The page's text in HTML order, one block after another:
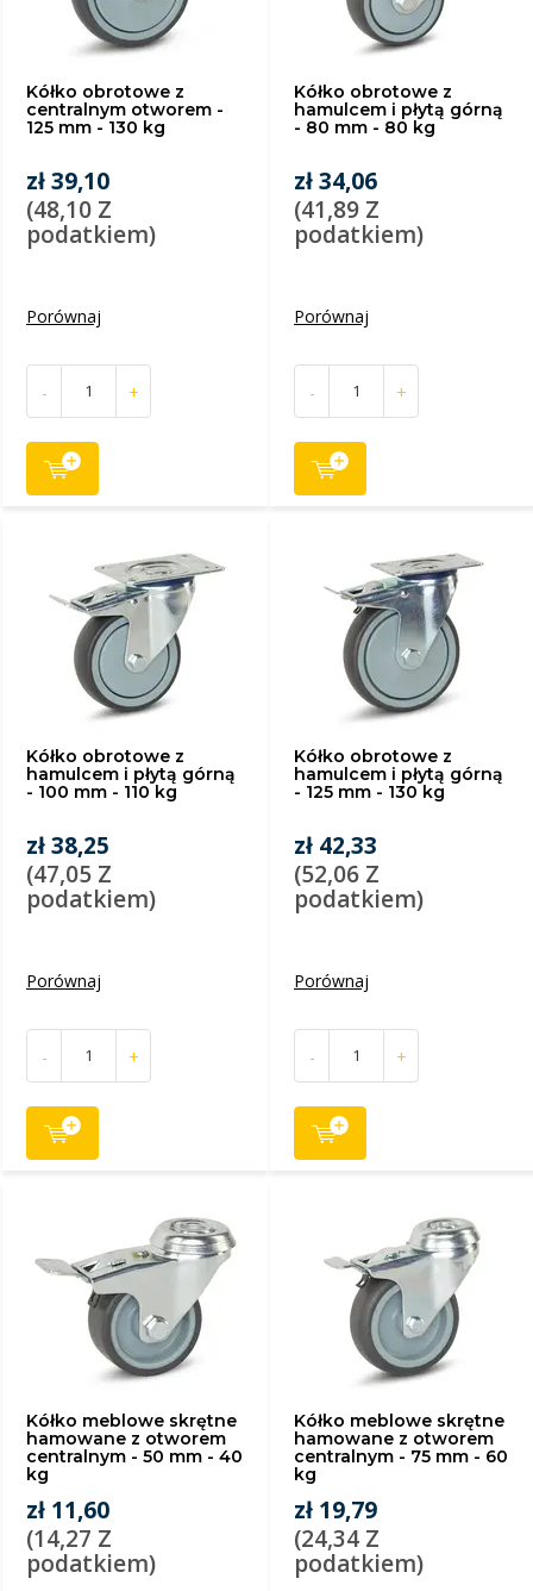
Kółko obrotowe z
centralnym otworem -
125 mm - 130 kg
zł 39,10
(48,10 Z
podatkiem)
Porównaj
- +
Kółko obrotowe z
hamulcem i płytą górną
- 80 mm - 80 kg
zł 34,06
(41,89 Z
podatkiem)
Porównaj
- +
Kółko obrotowe z
hamulcem i płytą górną
- 100 mm - 110 kg
zł 38,25
(47,05 Z
podatkiem)
Porównaj
- +
Kółko obrotowe z
hamulcem i płytą górną
- 125 mm - 130 kg
zł 42,33
(52,06 Z
podatkiem)
Porównaj
- +
Kółko meblowe skrętne
hamowane z otworem
centralnym - 50 mm - 40
kg
zł 11,60
(14,27 Z
podatkiem)
Kółko meblowe skrętne
hamowane z otworem
centralnym - 75 mm - 60
kg
zł 19,79
(24,34 Z
podatkiem)